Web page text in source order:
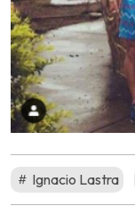
Ignacio Lastra